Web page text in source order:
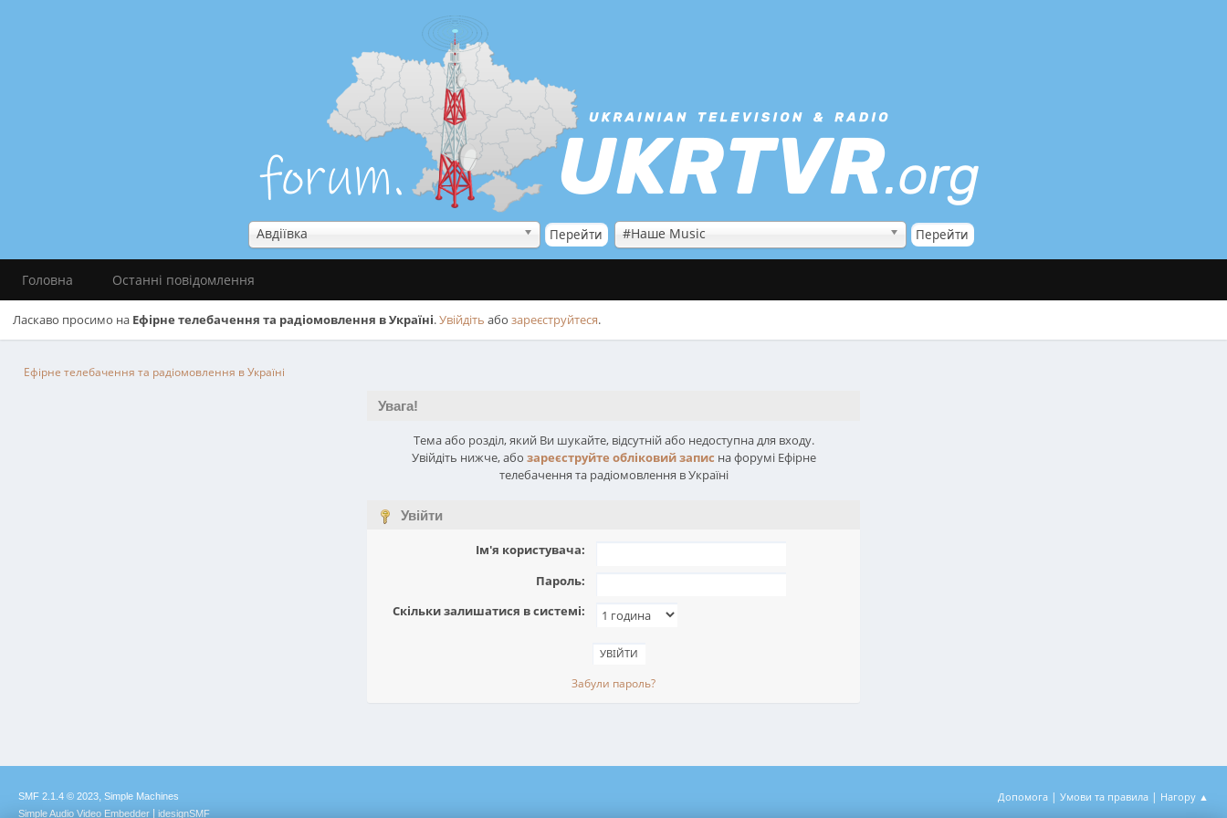
Авдіївка #Наше Music
Головна Останні повідомлення
Ласкаво просимо на Ефірне телебачення та радіомовлення в Україні.Увійдіть або зареєструйтеся.
Ефірне телебачення та радіомовлення в Україні
Увага!
Тема або розділ, який Ви шукайте, відсутній або недоступна для входу.
Увійдіть нижче, або зареєструйте обліковий запис на форумі Ефірне
телебачення та радіомовлення в Україні
Увійти
Ім'я користувача:
Пароль:
Скільки залишатися в системі:
Забули пароль?
Допомога | Умови та правила | Нагору ▲
SMF 2.1.4 © 2023, Simple Machines
Simple Audio Video Embedder
idesignSMF